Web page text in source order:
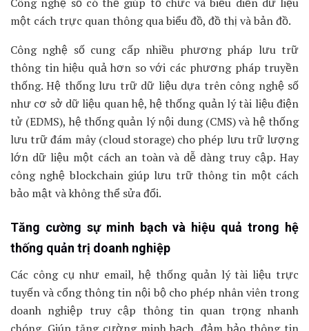
một cách trực quan thông qua biểu đồ, đồ thị và bản đồ.
Công nghệ số cung cấp nhiều phương pháp lưu trữ
thông tin hiệu quả hơn so với các phương pháp truyền
thống. Hệ thống lưu trữ dữ liệu dựa trên công nghệ số
như cơ sở dữ liệu quan hệ, hệ thống quản lý tài liệu điện
tử (EDMS), hệ thống quản lý nội dung (CMS) và hệ thống
lưu trữ đám mây (cloud storage) cho phép lưu trữ lượng
lớn dữ liệu một cách an toàn và dễ dàng truy cập. Hay
công nghệ blockchain giúp lưu trữ thông tin một cách
bảo mật và không thể sửa đổi.
Tăng cường sự minh bạch và hiệu quả trong hệ
thống quản trị doanh nghiệp
Các công cụ như email, hệ thống quản lý tài liệu trực
tuyến và cổng thông tin nội bộ cho phép nhân viên trong
doanh nghiệp truy cập thông tin quan trọng nhanh